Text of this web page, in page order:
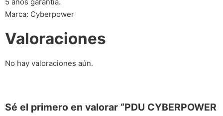
5 años garantía.
Marca: Cyberpower
Valoraciones
No hay valoraciones aún.
Sé el primero en valorar “PDU CYBERPOWER